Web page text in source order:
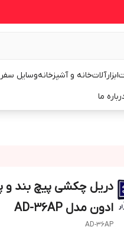
ابزارآلاتخانه و آشپزخانهوسایل سفر
ما
ادون مدل AD-36AP
AD-36AP